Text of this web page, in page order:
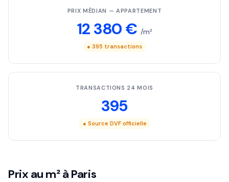
PRIX MÉDIAN — APPARTEMENT
12 380 € /m²
● 395 transactions
TRANSACTIONS 24 MOIS
395
● Source DVF officielle
Prix au m² à Paris